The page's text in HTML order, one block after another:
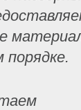
порядке.